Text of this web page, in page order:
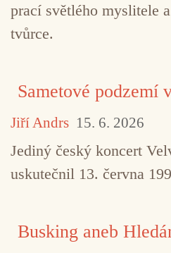
prací světlého myslitele
tvůrce.
Sametové podzemí
Jiří Andrs 15. 6. 2026
Jediný český koncert
uskutečnil 13. června
Busking aneb